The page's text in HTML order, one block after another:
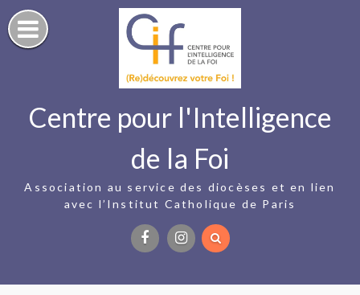
Skip
to
content
Centre pour l'Intelligence
de la Foi
Association au service des diocèses et en lien
avec l’Institut Catholique de Paris